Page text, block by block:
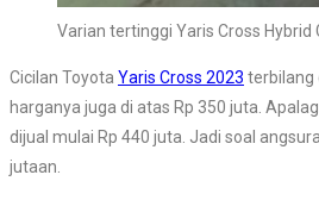
Varian tertinggi Yaris Cross Hybrid
Cicilan Toyota Yaris Cross 2023 terbilang
harganya juga di atas Rp 350 juta.
dijual mulai Rp 440 juta. Jadi soal
jutaan.